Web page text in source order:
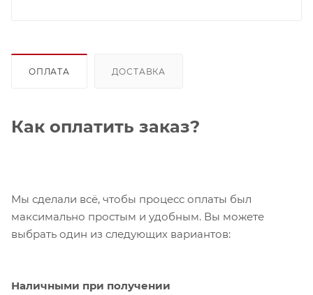
ОПЛАТА ДОСТАВКА
Как оплатить заказ?
Мы сделали всё, чтобы процесс оплаты был
максимально простым и удобным. Вы можете
выбрать один из следующих вариантов:
Наличными при получении